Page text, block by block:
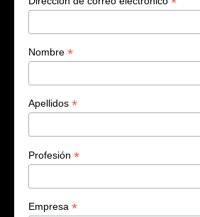
Nombre *
Apellidos *
Profesión *
Empresa *